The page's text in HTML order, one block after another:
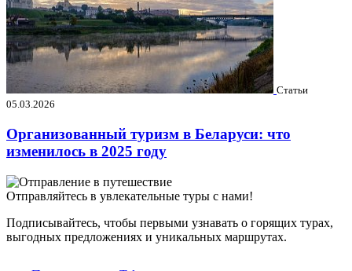
Статьи
05.03.2026
Организованный туризм в Беларуси: что
изменилось в 2025 году
Отправляйтесь в увлекательные туры с нами!
Подписывайтесь, чтобы первыми узнавать о горящих турах,
выгодных предложениях и уникальных маршрутах.